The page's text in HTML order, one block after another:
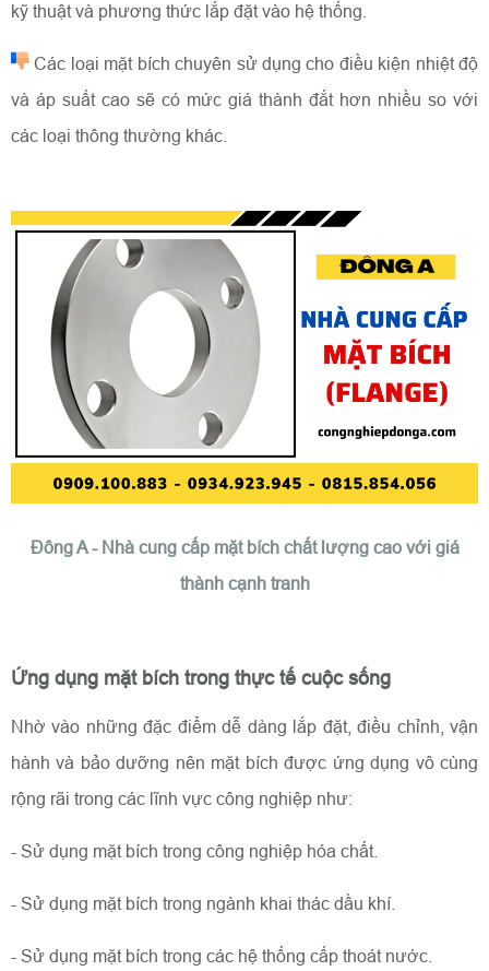
kỹ thuật và phương thức lắp đặt vào hệ thống.
Các loại mặt bích chuyên sử dụng cho điều kiện nhiệt độ
và áp suất cao sẽ có mức giá thành đắt hơn nhiều so với
các loại thông thường khác.
Đông A - Nhà cung cấp mặt bích chất lượng cao với giá
thành cạnh tranh
Ứng dụng mặt bích trong thực tế cuộc sống
Nhờ vào những đặc điểm dễ dàng lắp đặt, điều chỉnh, vận
hành và bảo dưỡng nên mặt bích được ứng dụng vô cùng
rộng rãi trong các lĩnh vực công nghiệp như:
- Sử dụng mặt bích trong công nghiệp hóa chất.
- Sử dụng mặt bích trong ngành khai thác dầu khí.
- Sử dụng mặt bích trong các hệ thống cấp thoát nước.